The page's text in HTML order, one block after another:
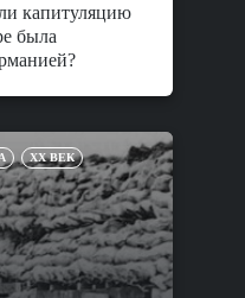
капитуляцию
была
XX ВЕК